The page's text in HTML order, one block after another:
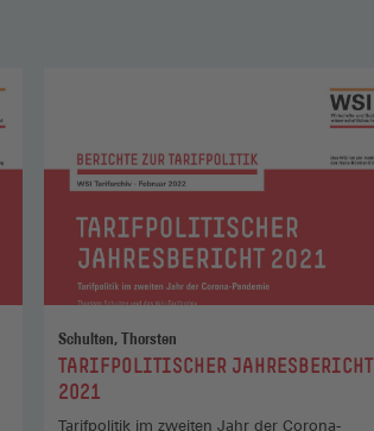
Schulten, Thorsten
:
TARIFPOLITISCHER JAHRESBERICHT
2021
Tarifpolitik im zweiten Jahr der Corona-